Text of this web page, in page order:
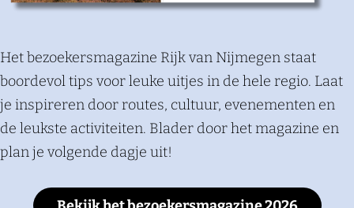
Het bezoekersmagazine Rijk van Nijmegen staat
boordevol tips voor leuke uitjes in de hele regio. Laat
je inspireren door routes, cultuur, evenementen en
de leukste activiteiten. Blader door het magazine en
plan je volgende dagje uit!